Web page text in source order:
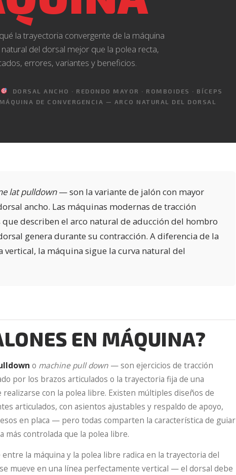
la trayectoria convergente de la máquina
del dorsal mejor que la polea recta,
errores, variantes y beneficios.
DORSAL ANCHO · REDONDO MAYOR · ROMBOIDES · BÍCEPS
DE CONVERGENCIA — ARCO NATURAL DEL DORSAL
lat pulldown— son la variante de jalón con mayor
ancho. Las máquinas modernas de tracción
describen el arco natural de aducción del hombro
genera durante su contracción. A diferencia de la
vertical, la máquina sigue la curva natural del
EN MÁQUINA?
o machine pull down— son ejercicios de tracción
por los brazos articulados o la trayectoria fija de una
con la polea libre. Existen múltiples diseños de
articulados, con asientos ajustables y respaldo de apoyo,
en placa — pero todas comparten la característica de guiar
controlada que la polea libre.
la máquina y la polea libre radica en la trayectoria del
mueve en una línea perfectamente vertical — el dorsal debe